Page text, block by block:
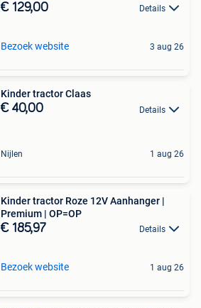
€ 129,00 Details
Bezoek website 3 aug 26
Kinder tractor Claas
€ 40,00 Details
Nijlen 1 aug 26
Kinder tractor Roze 12V Aanhanger |
Premium | OP=OP
€ 185,97 Details
Bezoek website 1 aug 26